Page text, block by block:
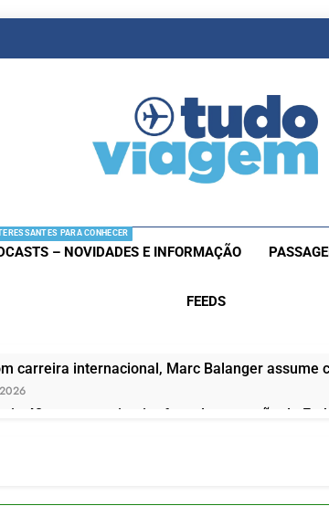
PARA CONHECER
– NOVIDADES E INFORMAÇÃO
FEEDS
carreira internacional, Marc Balanger assume
42 rotas na primeira fase de operação do
Catarinense: Região do Salto Caveiras